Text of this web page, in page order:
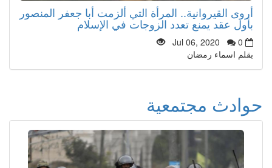
أروى القيروانية.. المرأة التي ألزمت أبا جعفر المنصور
بأول عقد يمنع تعدد الزوجات في الإسلام
Jul 06, 2020
0
بقلم اسماء رمضان
حوادث مجتمعية